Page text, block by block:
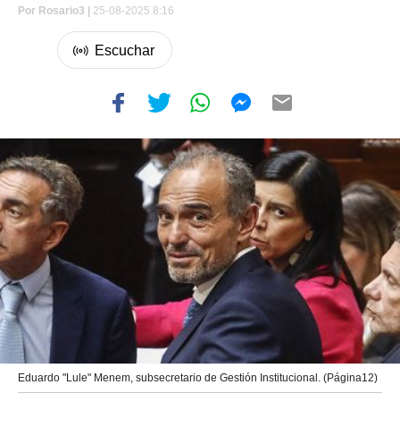
Por Rosario3 | 25-08-2025 8:16
Eduardo "Lule" Menem, subsecretario de Gestión Institucional. (Página12)